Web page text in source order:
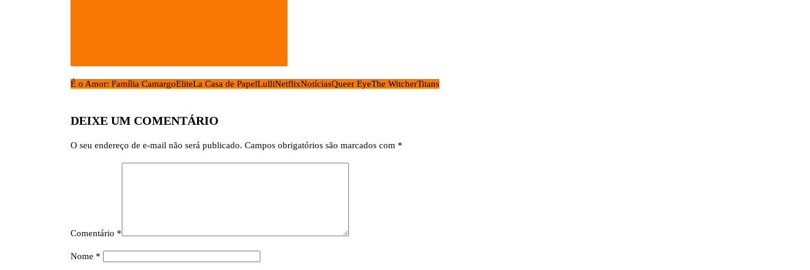
É o Amor: Família CamargoEliteLa Casa de PapelLulliNetflixNotíciasQueer EyeThe WitcherTitans
DEIXE UM COMENTÁRIO
O seu endereço de e-mail não será publicado. Campos obrigatórios são marcados com *
Comentário *
Nome *